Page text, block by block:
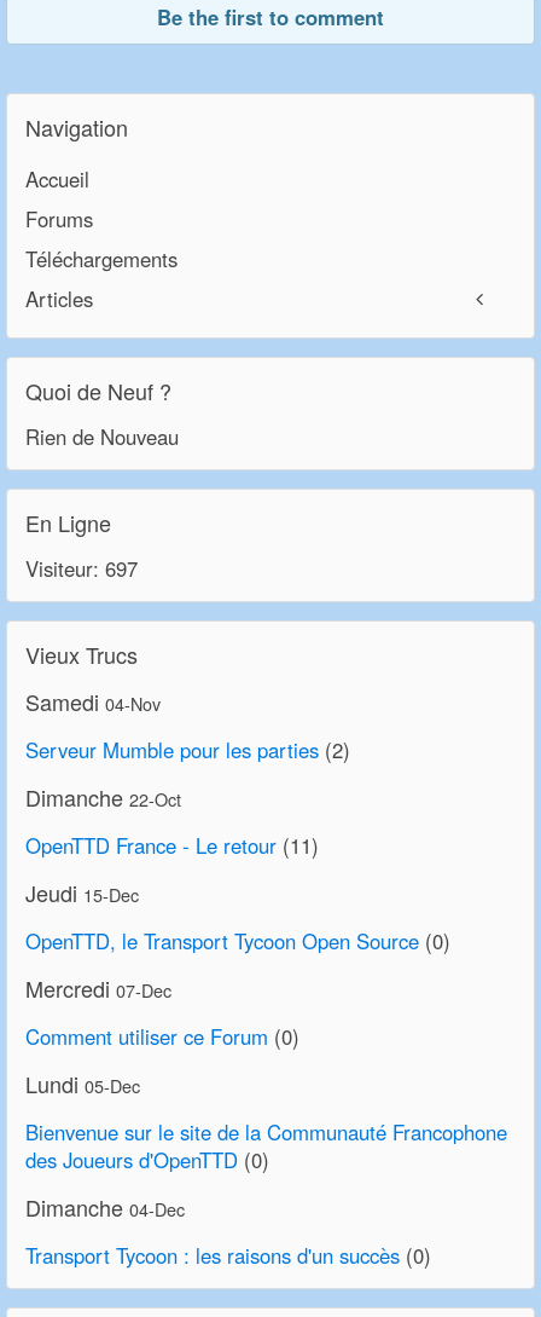
Be the first to comment
Navigation
Accueil
Forums
Téléchargements
Articles
Quoi de Neuf ?
Rien de Nouveau
En Ligne
Visiteur: 697
Vieux Trucs
Samedi 04-Nov
Serveur Mumble pour les parties (2)
Dimanche 22-Oct
OpenTTD France - Le retour (11)
Jeudi 15-Dec
OpenTTD, le Transport Tycoon Open Source (0)
Mercredi 07-Dec
Comment utiliser ce Forum (0)
Lundi 05-Dec
Bienvenue sur le site de la Communauté Francophone
des Joueurs d'OpenTTD (0)
Dimanche 04-Dec
Transport Tycoon : les raisons d'un succès (0)